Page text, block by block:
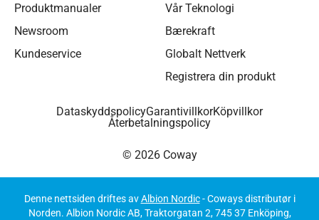
Produktmanualer
Newsroom
Kundeservice
Vår Teknologi
Bærekraft
Globalt Nettverk
Registrera din produkt
© 2026 Coway
DataskyddspolicyGarantivillkorKöpvillkor
Återbetalningspolicy
Denne nettsiden driftes avAlbion Nordic- Coways distributør i
Norden. Albion Nordic AB, Traktorgatan 2, 745 37 Enköping,